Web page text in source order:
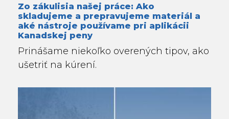
Zo zákulisia našej práce: Ako
skladujeme a prepravujeme materiál a
aké nástroje používame pri aplikácii
Kanadskej peny
Prinášame niekoľko overených tipov, ako
ušetriť na kúrení.